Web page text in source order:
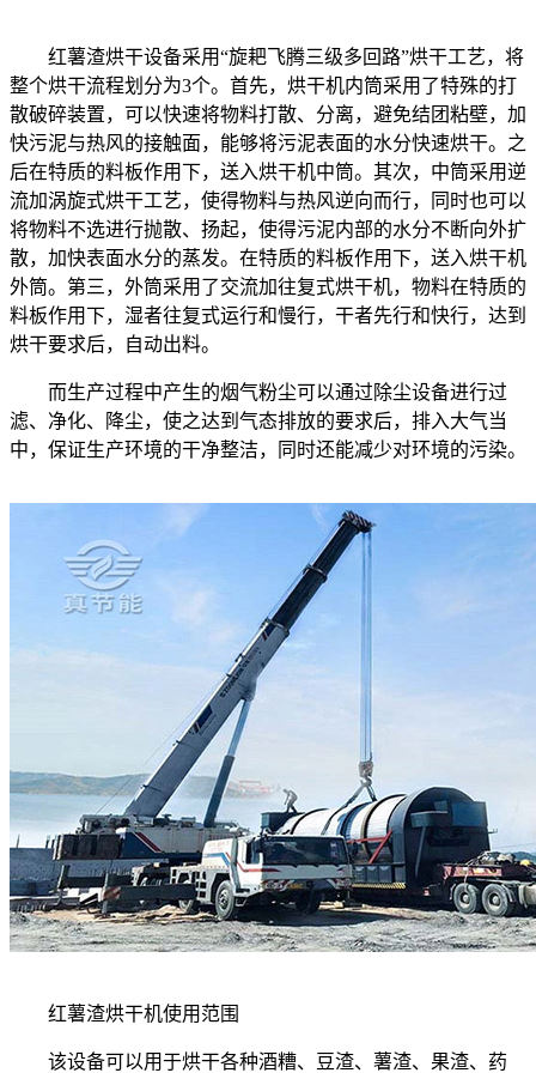
红薯渣烘干设备采用“旋耙飞腾三级多回路”烘干工艺，将
整个烘干流程划分为3个。首先，烘干机内筒采用了特殊的打
散破碎装置，可以快速将物料打散、分离，避免结团粘壁，加
快污泥与热风的接触面，能够将污泥表面的水分快速烘干。之
后在特质的料板作用下，送入烘干机中筒。其次，中筒采用逆
流加涡旋式烘干工艺，使得物料与热风逆向而行，同时也可以
将物料不选进行抛散、扬起，使得污泥内部的水分不断向外扩
散，加快表面水分的蒸发。在特质的料板作用下，送入烘干机
外筒。第三，外筒采用了交流加往复式烘干机，物料在特质的
料板作用下，湿者往复式运行和慢行，干者先行和快行，达到
烘干要求后，自动出料。
而生产过程中产生的烟气粉尘可以通过除尘设备进行过
滤、净化、降尘，使之达到气态排放的要求后，排入大气当
中，保证生产环境的干净整洁，同时还能减少对环境的污染。
红薯渣烘干机使用范围
该设备可以用于烘干各种酒糟、豆渣、薯渣、果渣、药